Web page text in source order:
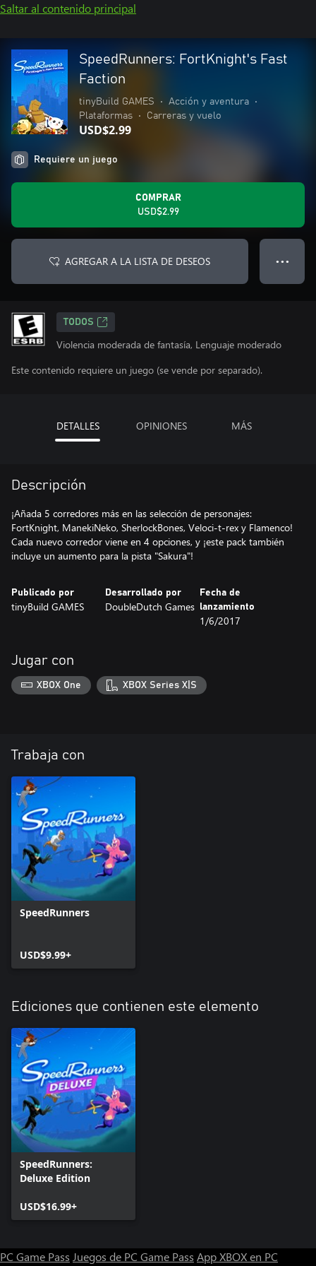
Saltar al contenido principal
SpeedRunners: FortKnight's Fast
Faction
tinyBuild GAMES • Acción y aventura
•
Plataformas
• Carreras y vuelo
USD$2.99
Requiere un juego
COMPRAR
USD$2.99
AGREGAR A LA LISTA DE DESEOS ● ● ●
TODOS
Violencia moderada de fantasía, Lenguaje moderado
Este contenido requiere un juego (se vende por separado).
DETALLES OPINIONES MÁS
Descripción
¡Añada 5 corredores más en las selección de personajes:
FortKnight, ManekiNeko, SherlockBones, Veloci-t-rex y Flamenco!
Cada nuevo corredor viene en 4 opciones, y ¡este pack también
incluye un aumento para la pista "Sakura"!
Publicado por
tinyBuild GAMES
Desarrollado por
DoubleDutch Games
Fecha de
lanzamiento
1/6/2017
Jugar con
XBOX One XBOX Series X|S
Trabaja con
SpeedRunners
USD$9.99+
Ediciones que contienen este elemento
SpeedRunners:
Deluxe Edition
USD$16.99+
PC Game Pass Juegos de PC Game Pass App XBOX en PC